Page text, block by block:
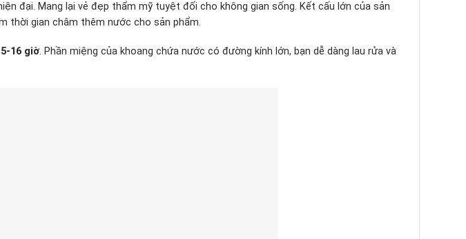
đại. Mang lại vẻ đẹp thẩm mỹ tuyệt đối cho không gian sống. Kết cấu lớn của sản
thời gian châm thêm nước cho sản phẩm.
16 giờ. Phần miệng của khoang chứa nước có đường kính lớn, bạn dễ dàng lau rửa và